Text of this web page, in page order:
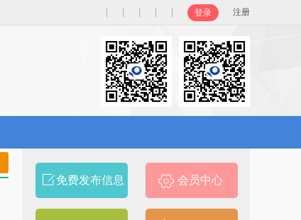
登录 注册
免费发布信息 会员中心